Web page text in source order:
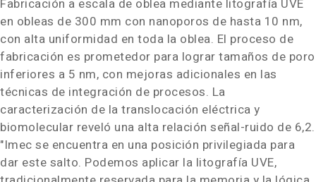
Fabricación a escala de oblea mediante litografía UVE
en obleas de 300 mm con nanoporos de hasta 10 nm,
con alta uniformidad en toda la oblea. El proceso de
fabricación es prometedor para lograr tamaños de poro
inferiores a 5 nm, con mejoras adicionales en las
técnicas de integración de procesos. La
caracterización de la translocación eléctrica y
biomolecular reveló una alta relación señal-ruido de 6,2.
"Imec se encuentra en una posición privilegiada para
dar este salto. Podemos aplicar la litografía UVE,